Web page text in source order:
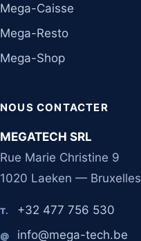
Mega-Caisse
Mega-Resto
Mega-Shop
NOUS CONTACTER
MEGATECH SRL
Rue Marie Christine 9
1020 Laeken — Bruxelles
T. +32 477 756 530
@ info@mega-tech.be